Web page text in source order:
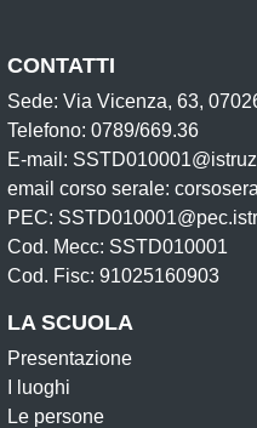
CONTATTI
Sede: Via Vicenza, 63,
Telefono: 0789/669.36
E-mail:
email corso serale:
PEC:
Cod. Mecc: SSTD010001
Cod. Fisc: 91025160903
LA SCUOLA
Presentazione
I luoghi
Le persone